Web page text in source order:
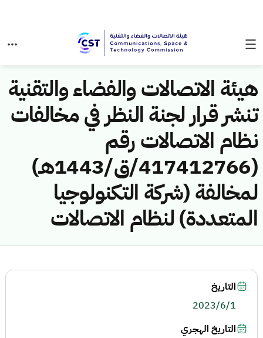
هيئة الاتصالات والفضاء والتقنية
تنشر قرار لجنة النظر في مخالفات
نظام الاتصالات رقم
(417412766/ق/1443هـ)
لمخالفة (شركة التكنولوجيا
المتعددة) لنظام الاتصالات
التاريخ
2023/6/1
التاريخ الهجري